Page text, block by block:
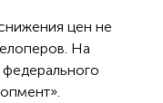
цен не
На